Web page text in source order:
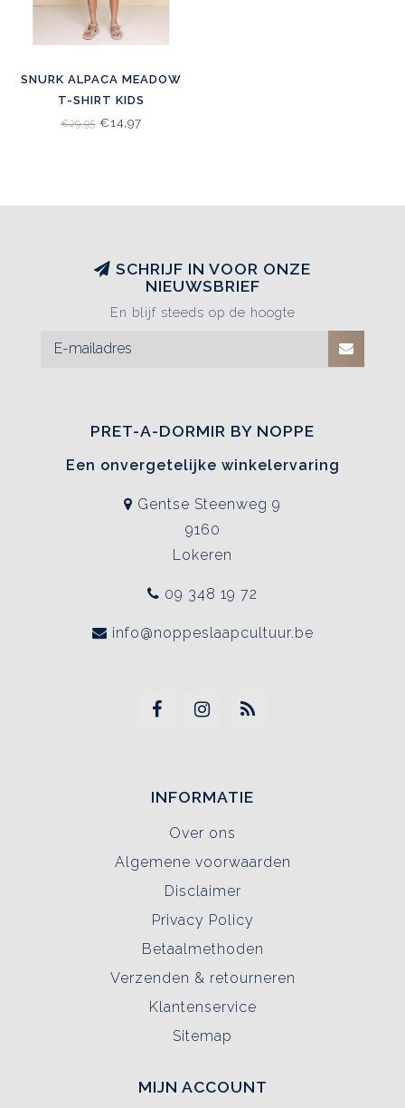
SNURK ALPACA MEADOW
T-SHIRT KIDS
€29,95€14,97
SCHRIJF IN VOOR ONZE
NIEUWSBRIEF
En blijf steeds op de hoogte
PRET-A-DORMIR BY NOPPE
Een onvergetelijke winkelervaring
Gentse Steenweg 9
9160
Lokeren
09 348 19 72
info@noppeslaapcultuur.be
INFORMATIE
Over ons
Algemene voorwaarden
Disclaimer
Privacy Policy
Betaalmethoden
Verzenden & retourneren
Klantenservice
Sitemap
MIJN ACCOUNT